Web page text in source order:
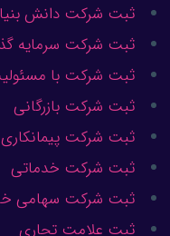
ثبت شرکت دانش
ثبت شرکت سرمایه
ثبت شرکت با
ثبت شرکت بازرگانی
ثبت شرکت پیمانکاری
ثبت شرکت خدماتی
ثبت شرکت سهامی
ثبت علامت تجاری